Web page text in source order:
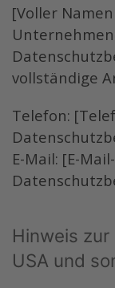
[Voller
vollständige
Telefon:
E-Mail: [E-
Hinweis
USA und